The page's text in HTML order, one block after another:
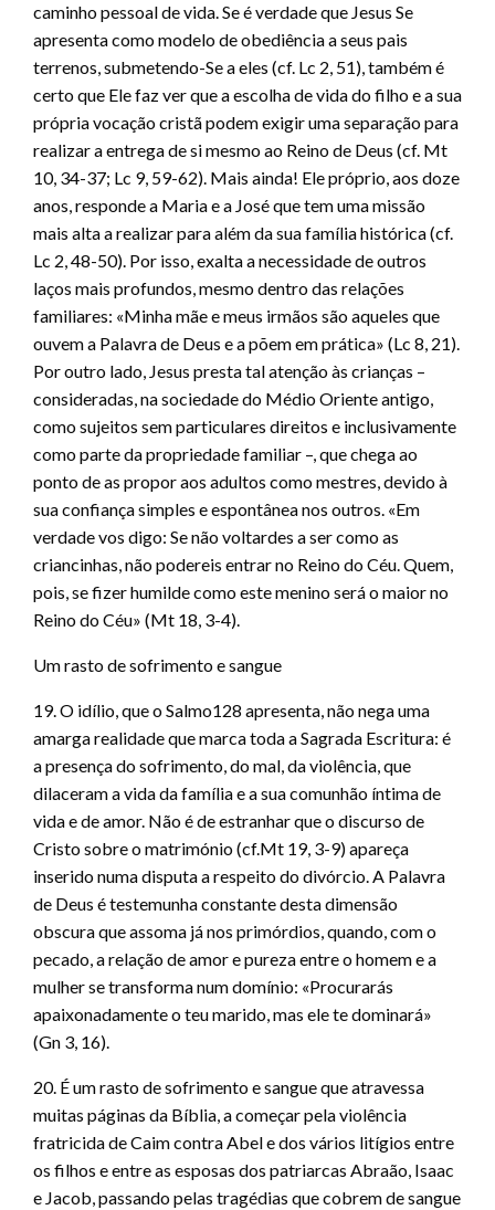
caminho pessoal de vida. Se é verdade que Jesus Se
apresenta como modelo de obediência a seus pais
terrenos, submetendo-Se a eles (cf. Lc 2, 51), também é
certo que Ele faz ver que a escolha de vida do filho e a sua
própria vocação cristã podem exigir uma separação para
realizar a entrega de si mesmo ao Reino de Deus (cf. Mt
10, 34-37; Lc 9, 59-62). Mais ainda! Ele próprio, aos doze
anos, responde a Maria e a José que tem uma missão
mais alta a realizar para além da sua família histórica (cf.
Lc 2, 48-50). Por isso, exalta a necessidade de outros
laços mais profundos, mesmo dentro das relações
familiares: «Minha mãe e meus irmãos são aqueles que
ouvem a Palavra de Deus e a põem em prática» (Lc 8, 21).
Por outro lado, Jesus presta tal atenção às crianças –
consideradas, na sociedade do Médio Oriente antigo,
como sujeitos sem particulares direitos e inclusivamente
como parte da propriedade familiar –, que chega ao
ponto de as propor aos adultos como mestres, devido à
sua confiança simples e espontânea nos outros. «Em
verdade vos digo: Se não voltardes a ser como as
criancinhas, não podereis entrar no Reino do Céu. Quem,
pois, se fizer humilde como este menino será o maior no
Reino do Céu» (Mt 18, 3-4).
Um rasto de sofrimento e sangue
19. O idílio, que o Salmo128 apresenta, não nega uma
amarga realidade que marca toda a Sagrada Escritura: é
a presença do sofrimento, do mal, da violência, que
dilaceram a vida da família e a sua comunhão íntima de
vida e de amor. Não é de estranhar que o discurso de
Cristo sobre o matrimónio (cf.Mt 19, 3-9) apareça
inserido numa disputa a respeito do divórcio. A Palavra
de Deus é testemunha constante desta dimensão
obscura que assoma já nos primórdios, quando, com o
pecado, a relação de amor e pureza entre o homem e a
mulher se transforma num domínio: «Procurarás
apaixonadamente o teu marido, mas ele te dominará»
(Gn 3, 16).
20. É um rasto de sofrimento e sangue que atravessa
muitas páginas da Bíblia, a começar pela violência
fratricida de Caim contra Abel e dos vários litígios entre
os filhos e entre as esposas dos patriarcas Abraão, Isaac
e Jacob, passando pelas tragédias que cobrem de sangue